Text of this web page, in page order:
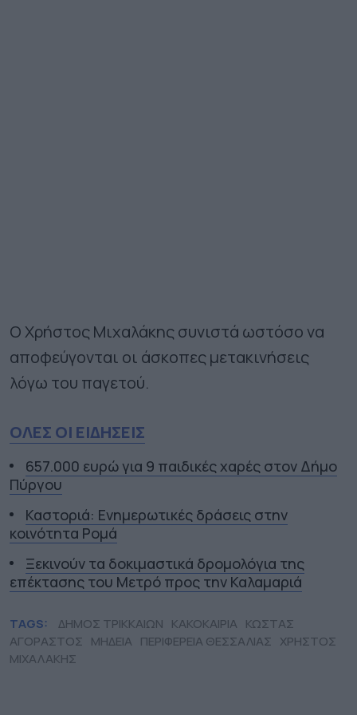
Ο Χρήστος Μιχαλάκης συνιστά ωστόσο να
αποφεύγονται οι άσκοπες μετακινήσεις
λόγω του παγετού.
ΟΛΕΣ ΟΙ ΕΙΔΗΣΕΙΣ
657.000 ευρώ για 9 παιδικές χαρές στον Δήμο
Πύργου
Καστοριά: Ενημερωτικές δράσεις στην
κοινότητα Ρομά
Ξεκινούν τα δοκιμαστικά δρομολόγια της
επέκτασης του Μετρό προς την Καλαμαριά
TAGS: ΔΗΜΟΣ ΤΡΙΚΚΑΙΩΝ ΚΑΚΟΚΑΙΡΙΑ ΚΩΣΤΑΣ
ΑΓΟΡΑΣΤΟΣ ΜΗΔΕΙΑ ΠΕΡΙΦΕΡΕΙΑ ΘΕΣΣΑΛΙΑΣ ΧΡΗΣΤΟΣ
ΜΙΧΑΛΑΚΗΣ